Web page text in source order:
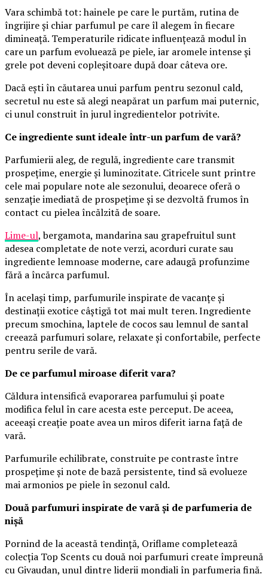
Vara schimbă tot: hainele pe care le purtăm, rutina de
îngrijire și chiar parfumul pe care îl alegem în fiecare
dimineață. Temperaturile ridicate influențează modul în
care un parfum evoluează pe piele, iar aromele intense și
grele pot deveni copleșitoare după doar câteva ore.
Dacă ești în căutarea unui parfum pentru sezonul cald,
secretul nu este să alegi neapărat un parfum mai puternic,
ci unul construit în jurul ingredientelor potrivite.
Ce ingrediente sunt ideale într-un parfum de vară?
Parfumierii aleg, de regulă, ingrediente care transmit
prospețime, energie și luminozitate. Citricele sunt printre
cele mai populare note ale sezonului, deoarece oferă o
senzație imediată de prospețime și se dezvoltă frumos în
contact cu pielea încălzită de soare.
Lime-ul, bergamota, mandarina sau grapefruitul sunt
adesea completate de note verzi, acorduri curate sau
ingrediente lemnoase moderne, care adaugă profunzime
fără a încărca parfumul.
În același timp, parfumurile inspirate de vacanțe și
destinații exotice câștigă tot mai mult teren. Ingrediente
precum smochina, laptele de cocos sau lemnul de santal
creează parfumuri solare, relaxate și confortabile, perfecte
pentru serile de vară.
De ce parfumul miroase diferit vara?
Căldura intensifică evaporarea parfumului și poate
modifica felul în care acesta este perceput. De aceea,
aceeași creație poate avea un miros diferit iarna față de
vară.
Parfumurile echilibrate, construite pe contraste între
prospețime și note de bază persistente, tind să evolueze
mai armonios pe piele în sezonul cald.
Două parfumuri inspirate de vară și de parfumeria de
nișă
Pornind de la această tendință, Oriflame completează
colecția Top Scents cu două noi parfumuri create împreună
cu Givaudan, unul dintre liderii mondiali în parfumeria fină.